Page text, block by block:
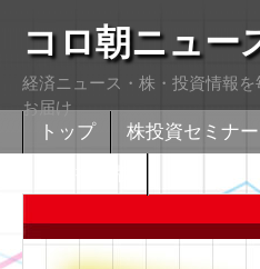
コロ朝ニュー
経済ニュース・株・投資情報
お届け
トップ 株投資セミナ